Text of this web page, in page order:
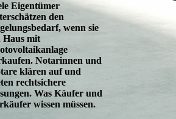
Eigentümer
den
wenn sie
Haus mit
Notarinnen und
klären auf und
rechtsichere
Was Käufer und
wissen müssen.